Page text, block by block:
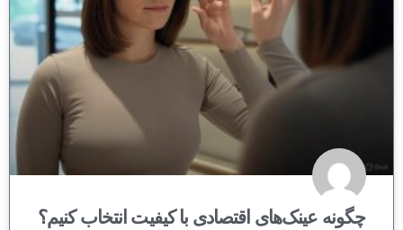
چگونه عینک‌های اقتصادی با کیفیت انتخاب کنیم؟